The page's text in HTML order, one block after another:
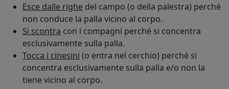
Esce dalle righe del campo (o della palestra) perché
non conduce la palla vicino al corpo.
Si scontra con i compagni perché si concentra
esclusivamente sulla palla.
Tocca i cinesini (o entra nel cerchio) perché si
concentra esclusivamente sulla palla e/o non la
tiene vicino al corpo.